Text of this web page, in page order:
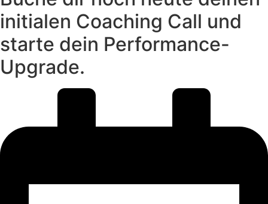
initialen Coaching Call und
starte dein Performance-
Upgrade.